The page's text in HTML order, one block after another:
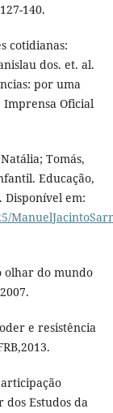
140.
cotidianas:
dos. et. al.
por uma
Imprensa Oficial
Tomás,
Educação,
Disponível em:
olhar do mundo
e resistência
Estudos da